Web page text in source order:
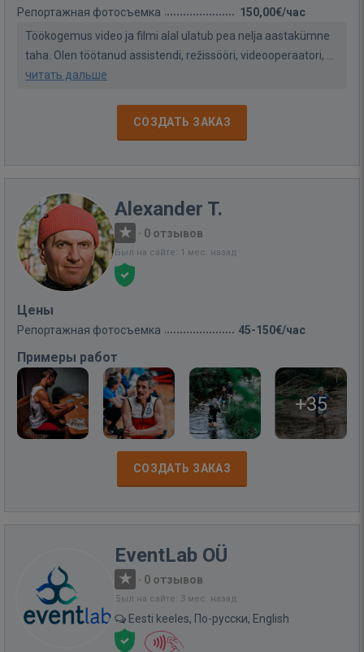
Репортажная фотосъемка
150,00€/час
Töökogemus video ja filmi alal ulatub pea nelja aastakümne
taha. Olen töötanud assistendi, režissööri, videooperaatori, ...
читать дальше
СОЗДАТЬ ЗАКАЗ
Alexander T.
· 0 отзывов
Был на сайте: 1 мес. назад
Цены
Репортажная фотосъемка 45-150€/час
Примеры работ
+35
СОЗДАТЬ ЗАКАЗ
EventLab OÜ
· 0 отзывов
Был на сайте: 3 мес. назад
Eesti keeles, По-русски, English